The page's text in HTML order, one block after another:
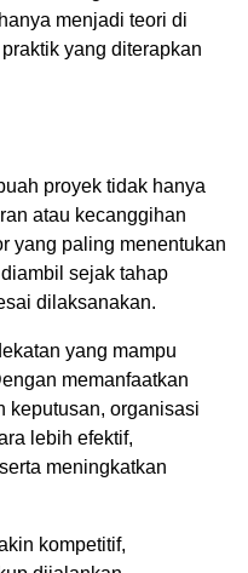
menjadi teori di
yang diterapkan
proyek tidak hanya
atau kecanggihan
yang paling menentukan
sejak tahap
dilaksanakan.
yang mampu
memanfaatkan
keputusan, organisasi
lebih efektif,
meningkatkan
kompetitif,